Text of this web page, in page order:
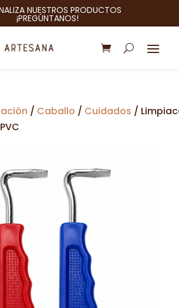
NUESTROS PRODUCTOS
¡PREGÚNTANOS!
/ Caballo / Cuidados /